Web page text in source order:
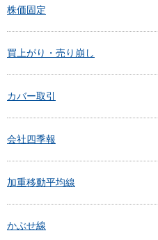
株価固定
買上がり・売り崩し
カバー取引
会社四季報
加重移動平均線
かぶせ線